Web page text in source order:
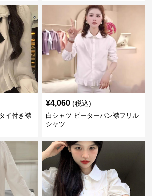
イ付き襟
¥4,060 (税込)
白シャツ ピーターパン襟フリル
シャツ